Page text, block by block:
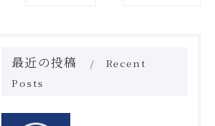
最近の投稿
Recent
Posts